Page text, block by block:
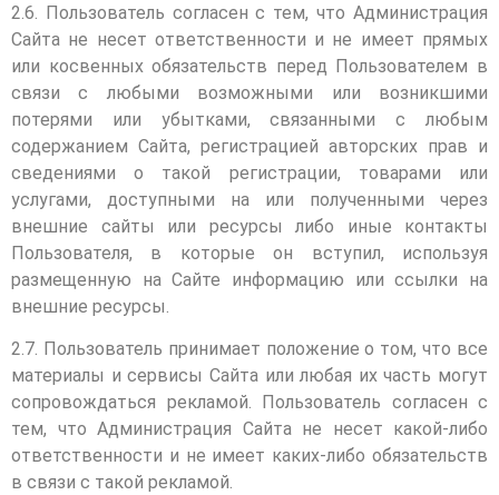
2.6. Пользователь согласен с тем, что Администрация
Сайта не несет ответственности и не имеет прямых
или косвенных обязательств перед Пользователем в
связи с любыми возможными или возникшими
потерями или убытками, связанными с любым
содержанием Сайта, регистрацией авторских прав и
сведениями о такой регистрации, товарами или
услугами, доступными на или полученными через
внешние сайты или ресурсы либо иные контакты
Пользователя, в которые он вступил, используя
размещенную на Сайте информацию или ссылки на
внешние ресурсы.
2.7. Пользователь принимает положение о том, что все
материалы и сервисы Сайта или любая их часть могут
сопровождаться рекламой. Пользователь согласен с
тем, что Администрация Сайта не несет какой-либо
ответственности и не имеет каких-либо обязательств
в связи с такой рекламой.